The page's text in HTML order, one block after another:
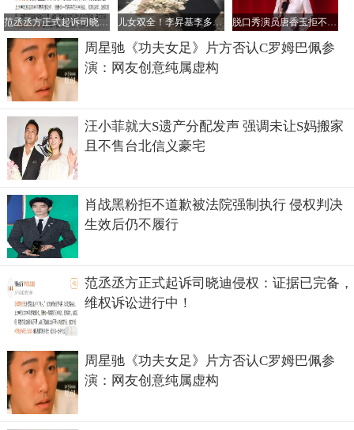
范丞丞方正式起诉司晓迪侵权：证据已完备，维权诉讼进行中！ 儿女双全！李昇基李多寅被曝二胎得子 脱口秀演员唐香玉拒不道歉遭强制执行 律师警示：失信或致商演全面停滞
周星驰《功夫女足》片方否认C罗姆巴佩参
演：网友创意纯属虚构
汪小菲就大S遗产分配发声 强调未让S妈搬家
且不售台北信义豪宅
肖战黑粉拒不道歉被法院强制执行 侵权判决
生效后仍不履行
范丞丞方正式起诉司晓迪侵权：证据已完备，
维权诉讼进行中！
周星驰《功夫女足》片方否认C罗姆巴佩参
演：网友创意纯属虚构